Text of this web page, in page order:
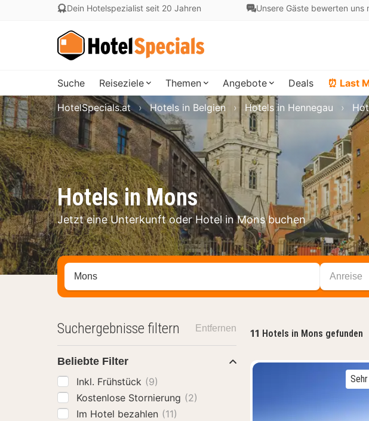
Dein Hotelspezialist seit 20 Jahren Unsere Gäste bewerten uns
Suche Reiseziele Themen Angebote Deals ⏰ Last
Hotels in Mons
Jetzt eine Unterkunft oder Hotel in Mons buchen
HotelSpecials.at Hotels in Belgien Hotels in Hennegau
Stadt, Region oder Hotel suchen Anreise
11 Hotels in Mons gefunden
Suchergebnisse filtern Entfernen
Beliebte Filter
Inkl. Frühstück (9)
Kostenlose Stornierung (2)
Im Hotel bezahlen (11)